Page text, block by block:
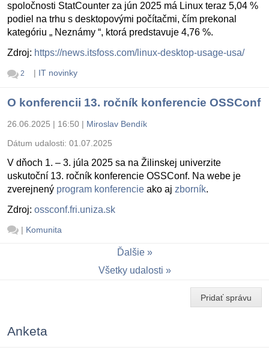
spoločnosti StatCounter za jún 2025 má Linux teraz 5,04 %
podiel na trhu s desktopovými počítačmi, čím prekonal
kategóriu „ Neznámy “, ktorá predstavuje 4,76 %.
Zdroj: https://news.itsfoss.com/linux-desktop-usage-usa/
2 | IT novinky
O konferencii 13. ročník konferencie OSSConf
26.06.2025 | 16:50 | Miroslav Bendík
Dátum udalosti: 01.07.2025
V dňoch 1. – 3. júla 2025 sa na Žilinskej univerzite
uskutoční 13. ročník konferencie OSSConf. Na webe je
zverejnený program konferencie ako aj zborník.
Zdroj: ossconf.fri.uniza.sk
| Komunita
Ďalšie
Všetky udalosti
Pridať správu
Anketa